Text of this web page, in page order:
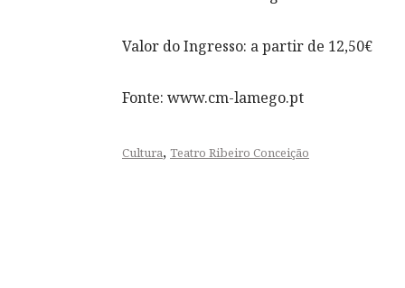
Valor do Ingresso: a partir de 12,50€
Fonte: www.cm-lamego.pt
Cultura, Teatro Ribeiro Conceição